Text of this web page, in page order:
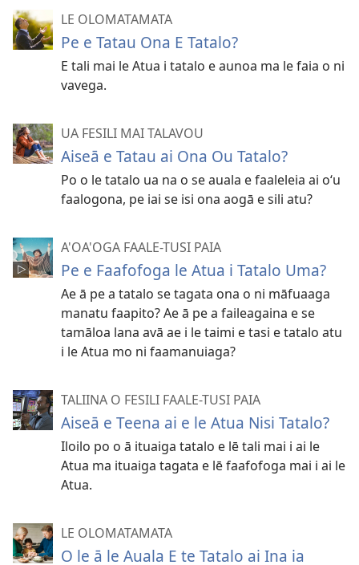
LE OLOMATAMATA
Pe e Tatau Ona E Tatalo?
E tali mai le Atua i tatalo e aunoa ma le faia o ni
vavega.
UA FESILI MAI TALAVOU
Aiseā e Tatau ai Ona Ou Tatalo?
Po o le tatalo ua na o se auala e faaleleia ai oʻu
faalogona, pe iai se isi ona aogā e sili atu?
A'OA'OGA FAALE-TUSI PAIA
Pe e Faafofoga le Atua i Tatalo Uma?
Ae ā pe a tatalo se tagata ona o ni māfuaaga
manatu faapito? Ae ā pe a faileagaina e se
tamāloa lana avā ae i le taimi e tasi e tatalo atu
i le Atua mo ni faamanuiaga?
TALIINA O FESILI FAALE-TUSI PAIA
Aiseā e Teena ai e le Atua Nisi Tatalo?
Iloilo po o ā ituaiga tatalo e lē tali mai i ai le
Atua ma ituaiga tagata e lē faafofoga mai i ai le
Atua.
LE OLOMATAMATA
O le ā le Auala E te Tatalo ai Ina ia